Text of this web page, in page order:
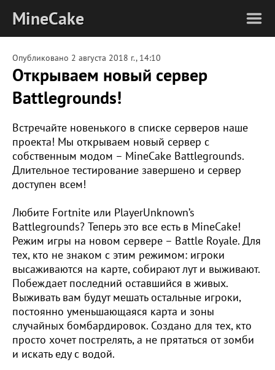
MineCake
Опубликовано 2 августа 2018 г., 14:10
Открываем новый сервер
Battlegrounds!
Встречайте новенького в списке серверов наше
проекта! Мы открываем новый сервер с
собственным модом – MineCake Battlegrounds.
Длительное тестирование завершено и сервер
доступен всем!
Любите Fortnite или PlayerUnknown’s
Battlegrounds? Теперь это все есть в MineCake!
Режим игры на новом сервере – Battle Royale. Для
тех, кто не знаком с этим режимом: игроки
высаживаются на карте, собирают лут и выживают.
Побеждает последний оставшийся в живых.
Выживать вам будут мешать остальные игроки,
постоянно уменьшающаяся карта и зоны
случайных бомбардировок. Создано для тех, кто
просто хочет пострелять, а не прятаться от зомби
и искать еду с водой.